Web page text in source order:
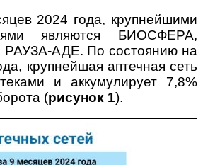
2024 года, крупнейшими
являются БИОСФЕРА,
АДЕ. По состоянию на
крупнейшая аптечная сеть
и аккумулирует 7,8%
(рисунок 1).